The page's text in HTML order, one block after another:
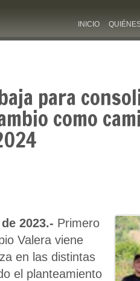
INICIO
para
como
2023.- Primero
Valera viene
en las distintas
el planteamiento